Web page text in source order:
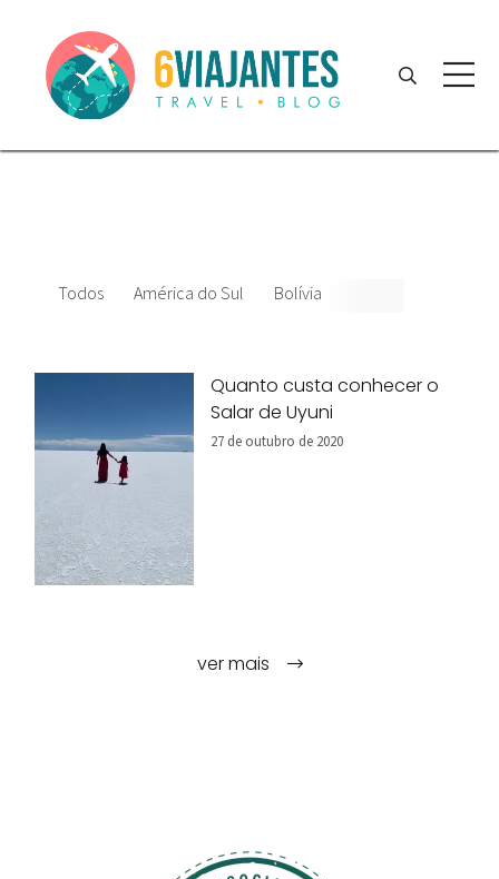
Todos América do Sul Bolívia
Quanto custa conhecer o
Salar de Uyuni
27 de outubro de 2020
ver mais